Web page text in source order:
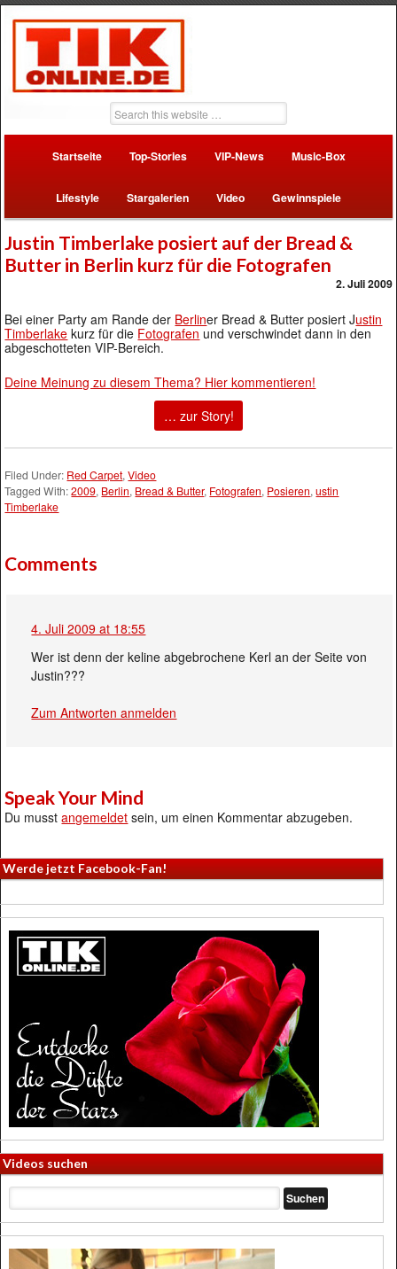
Startseite Top-Stories VIP-News Music-Box
Lifestyle Stargalerien Video Gewinnspiele
Justin Timberlake posiert auf der Bread &
Butter in Berlin kurz für die Fotografen
2. Juli 2009
Bei einer Party am Rande der Berliner Bread & Butter posiert Justin
Timberlake kurz für die Fotografen und verschwindet dann in den
abgeschotteten VIP-Bereich.
Deine Meinung zu diesem Thema? Hier kommentieren!
… zur Story!
Filed Under: Red Carpet,Video
Tagged With:2009, Berlin, Bread & Butter, Fotografen, Posieren,ustin
Timberlake
Comments
4. Juli 2009 at 18:55
Wer ist denn der keline abgebrochene Kerl an der Seite von
Justin???
Zum Antworten anmelden
Speak Your Mind
Du musstangemeldet sein, um einen Kommentar abzugeben.
Werde jetzt Facebook-Fan!
Videos suchen